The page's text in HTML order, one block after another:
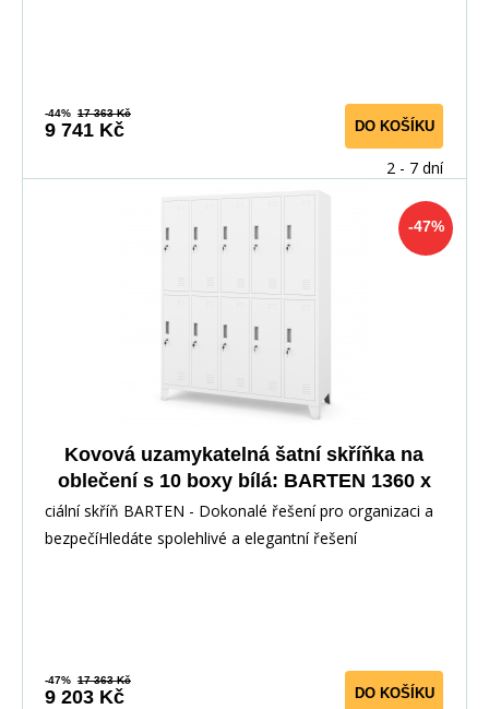
-44% 17 363 Kč
9 741 Kč DO KOŠÍKU
2 - 7 dní
-47%
Kovová uzamykatelná šatní skříňka na
oblečení s 10 boxy bílá: BARTEN 1360 x
1720 x 450 mm
ciální skříň BARTEN - Dokonalé řešení pro organizaci a
bezpečíHledáte spolehlivé a elegantní řešení
-47% 17 363 Kč
9 203 Kč DO KOŠÍKU